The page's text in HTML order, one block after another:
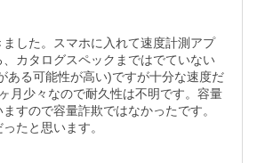
した。スマホに入れて速度計測アプ
、カタログスペックまではでていない
ある可能性が高い)ですが十分な速度だ
月少々なので耐久性は不明です。容量
すので容量詐欺ではなかったです。
たと思います。